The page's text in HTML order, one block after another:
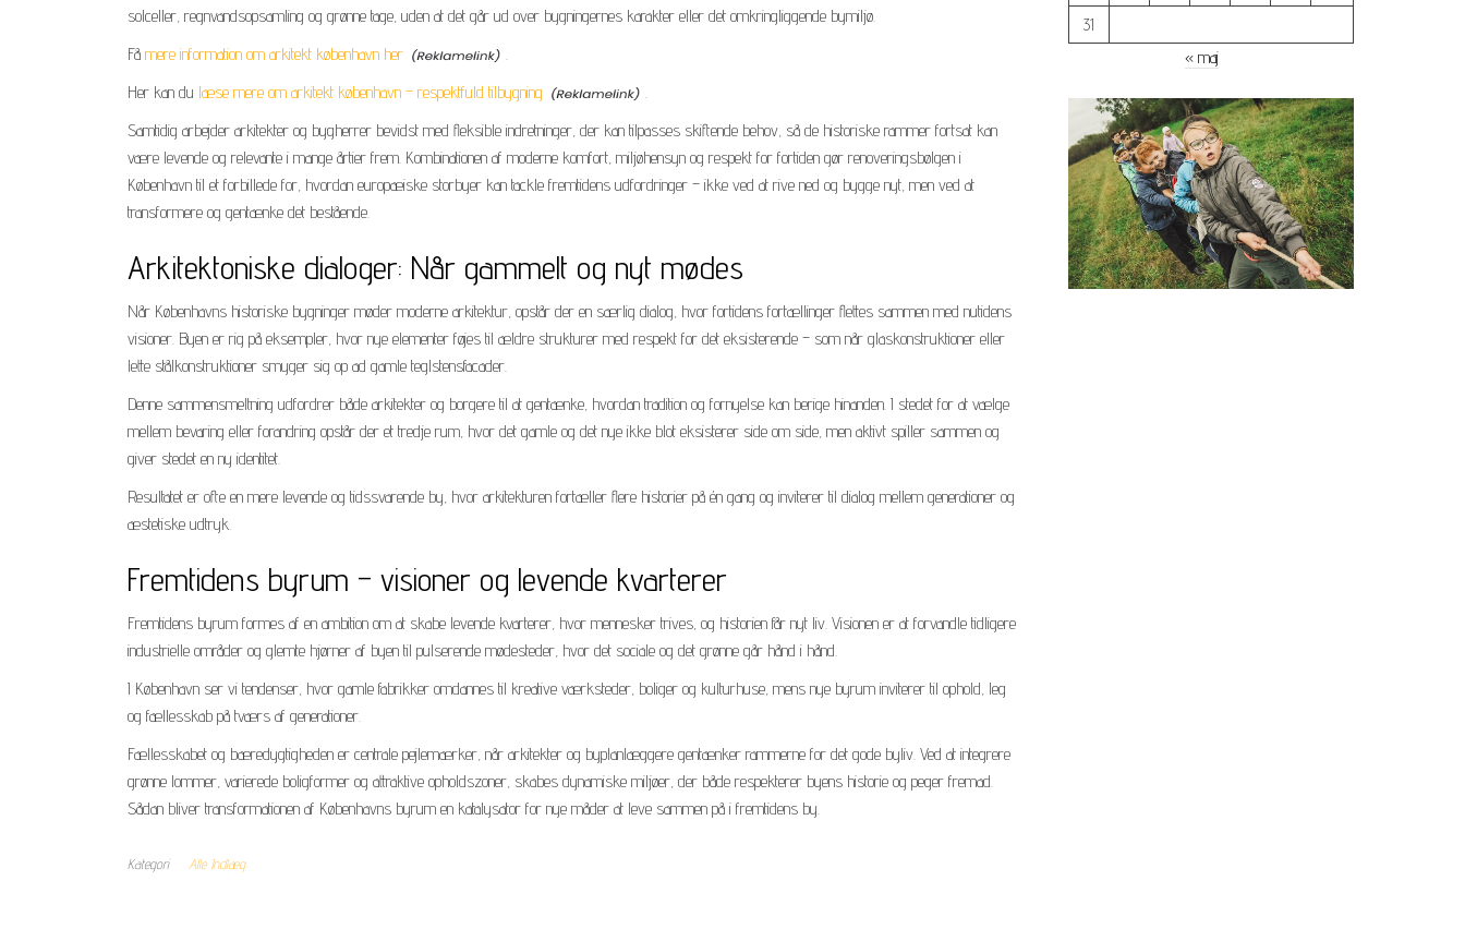
solceller, regnvandsopsamling og grønne tage, uden at det går ud over bygningernes karakter eller det omkringliggende bymiljø.
Få mere information om arkitekt københavn her
.
Her kan du læse mere om arkitekt københavn – respektfuld tilbygning
.
Samtidig arbejder arkitekter og bygherrer bevidst med fleksible indretninger, der kan tilpasses skiftende behov, så de historiske rammer fortsat kan
være levende og relevante i mange årtier frem. Kombinationen af moderne komfort, miljøhensyn og respekt for fortiden gør renoveringsbølgen i
København til et forbillede for, hvordan europæiske storbyer kan tackle fremtidens udfordringer – ikke ved at rive ned og bygge nyt, men ved at
transformere og gentænke det bestående.
Arkitektoniske dialoger: Når gammelt og nyt mødes
Når Københavns historiske bygninger møder moderne arkitektur, opstår der en særlig dialog, hvor fortidens fortællinger flettes sammen med nutidens
visioner. Byen er rig på eksempler, hvor nye elementer føjes til ældre strukturer med respekt for det eksisterende – som når glaskonstruktioner eller
lette stålkonstruktioner smyger sig op ad gamle teglstensfacader.
Denne sammensmeltning udfordrer både arkitekter og borgere til at gentænke, hvordan tradition og fornyelse kan berige hinanden. I stedet for at vælge
mellem bevaring eller forandring opstår der et tredje rum, hvor det gamle og det nye ikke blot eksisterer side om side, men aktivt spiller sammen og
giver stedet en ny identitet.
Resultatet er ofte en mere levende og tidssvarende by, hvor arkitekturen fortæller flere historier på én gang og inviterer til dialog mellem generationer og
æstetiske udtryk.
Fremtidens byrum – visioner og levende kvarterer
Fremtidens byrum formes af en ambition om at skabe levende kvarterer, hvor mennesker trives, og historien får nyt liv. Visionen er at forvandle tidligere
industrielle områder og glemte hjørner af byen til pulserende mødesteder, hvor det sociale og det grønne går hånd i hånd.
I København ser vi tendenser, hvor gamle fabrikker omdannes til kreative værksteder, boliger og kulturhuse, mens nye byrum inviterer til ophold, leg
og fællesskab på tværs af generationer.
Fællesskabet og bæredygtigheden er centrale pejlemærker, når arkitekter og byplanlæggere gentænker rammerne for det gode byliv. Ved at integrere
grønne lommer, varierede boligformer og attraktive opholdszoner, skabes dynamiske miljøer, der både respekterer byens historie og peger fremad.
Sådan bliver transformationen af Københavns byrum en katalysator for nye måder at leve sammen på i fremtidens by.
Kategori Alle Indlæg
31
« maj